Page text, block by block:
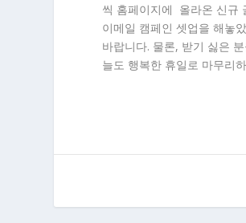
씩 홈페이지에 올라온 신규
이메일 캠페인 셋업을 해놓
바랍니다. 물론, 받기 싫은
늘도 행복한 휴일로 마무리